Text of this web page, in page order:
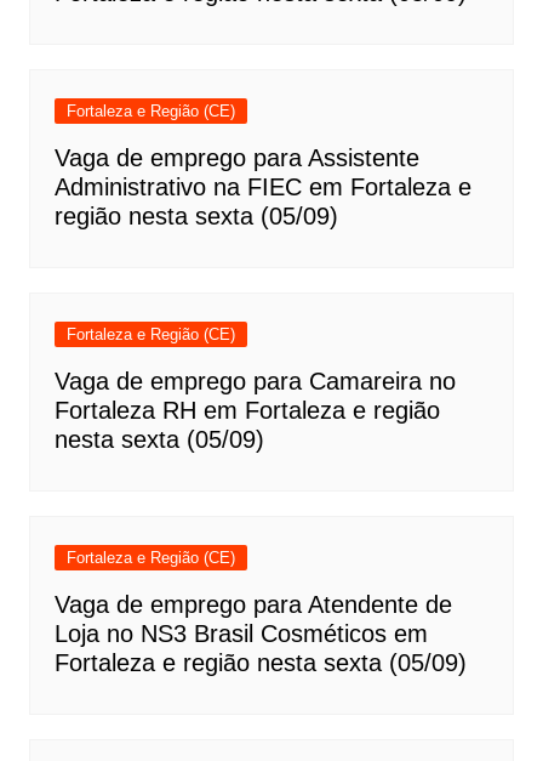
Fortaleza e Região (CE)
Vaga de emprego para Assistente
Administrativo na FIEC em Fortaleza e
região nesta sexta (05/09)
Fortaleza e Região (CE)
Vaga de emprego para Camareira no
Fortaleza RH em Fortaleza e região
nesta sexta (05/09)
Fortaleza e Região (CE)
Vaga de emprego para Atendente de
Loja no NS3 Brasil Cosméticos em
Fortaleza e região nesta sexta (05/09)